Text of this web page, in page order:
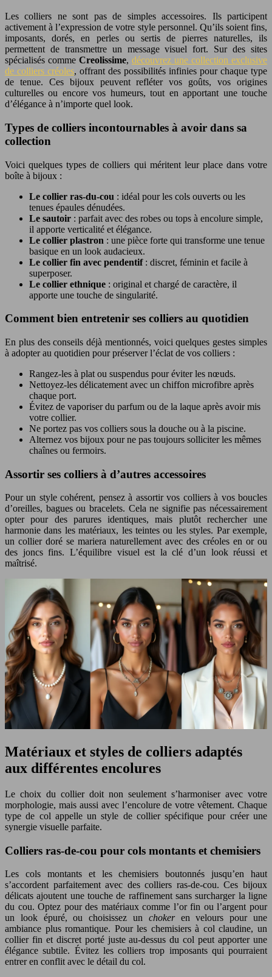
Les colliers ne sont pas de simples accessoires. Ils participent
activement à l’expression de votre style personnel. Qu’ils soient fins,
imposants, dorés, en perles ou sertis de pierres naturelles, ils
permettent de transmettre un message visuel fort. Sur des sites
spécialisés comme Creolissime, découvrez une collection exclusive
de colliers créoles, offrant des possibilités infinies pour chaque type
de tenue. Ces bijoux peuvent refléter vos goûts, vos origines
culturelles ou encore vos humeurs, tout en apportant une touche
d’élégance à n’importe quel look.
Types de colliers incontournables à avoir dans sa
collection
Voici quelques types de colliers qui méritent leur place dans votre
boîte à bijoux :
Le collier ras-du-cou : idéal pour les cols ouverts ou les
tenues épaules dénudées.
Le sautoir : parfait avec des robes ou tops à encolure simple,
il apporte verticalité et élégance.
Le collier plastron : une pièce forte qui transforme une tenue
basique en un look audacieux.
Le collier fin avec pendentif: discret, féminin et facile à
superposer.
Le collier ethnique : original et chargé de caractère, il
apporte une touche de singularité.
Comment bien entretenir ses colliers au quotidien
En plus des conseils déjà mentionnés, voici quelques gestes simples
à adopter au quotidien pour préserver l’éclat de vos colliers :
Rangez-les à plat ou suspendus pour éviter les nœuds.
Nettoyez-les délicatement avec un chiffon microfibre après
chaque port.
Évitez de vaporiser du parfum ou de la laque après avoir mis
votre collier.
Ne portez pas vos colliers sous la douche ou à la piscine.
Alternez vos bijoux pour ne pas toujours solliciter les mêmes
chaînes ou fermoirs.
Assortir ses colliers à d’autres accessoires
Pour un style cohérent, pensez à assortir vos colliers à vos boucles
d’oreilles, bagues ou bracelets. Cela ne signifie pas nécessairement
opter pour des parures identiques, mais plutôt rechercher une
harmonie dans les matériaux, les teintes ou les styles. Par exemple,
un collier doré se mariera naturellement avec des créoles en or ou
des joncs fins. L’équilibre visuel est la clé d’un look réussi et
maîtrisé.
Matériaux et styles de colliers adaptés
aux différentes encolures
Le choix du collier doit non seulement s’harmoniser avec votre
morphologie, mais aussi avec l’encolure de votre vêtement. Chaque
type de col appelle un style de collier spécifique pour créer une
synergie visuelle parfaite.
Colliers ras-de-cou pour cols montants et chemisiers
Les cols montants et les chemisiers boutonnés jusqu’en haut
s’accordent parfaitement avec des colliers ras-de-cou. Ces bijoux
délicats ajoutent une touche de raffinement sans surcharger la ligne
du cou. Optez pour des matériaux comme l’or fin ou l’argent pour
un look épuré, ou choisissez un choker en velours pour une
ambiance plus romantique. Pour les chemisiers à col claudine, un
collier fin et discret porté juste au-dessus du col peut apporter une
élégance subtile. Évitez les colliers trop imposants qui pourraient
entrer en conflit avec le détail du col.